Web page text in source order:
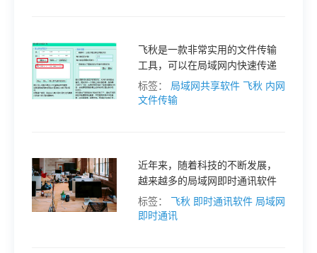
常
见
题
飞秋是一款非常实用的文件传输
工具，可以在局域网内快速传递
文件。但是，在不同的局域网中
传输文件就需要进行跨网段传
标签： 局域网共享软件 飞秋 内网
文件传输
近年来，随着科技的不断发展，
越来越多的局域网即时通讯软件
应运而生。这些软件具有跟飞秋
相似的功能，可以方便地进行局
标签： 飞秋 即时通讯软件 局域网
即时通讯